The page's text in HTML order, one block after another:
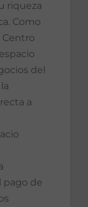
riqueza
Como
Centro
del
a
pago de